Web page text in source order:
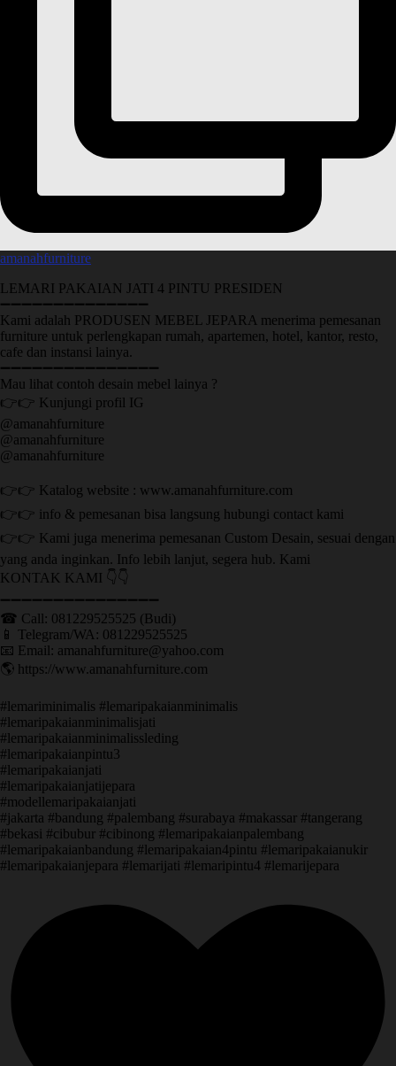
amanahfurniture
LEMARI PAKAIAN JATI 4 PINTU PRESIDEN
➖➖➖➖➖➖➖➖➖➖➖➖➖➖
Kami adalah PRODUSEN MEBEL JEPARA menerima pemesanan
furniture untuk perlengkapan rumah, apartemen, hotel, kantor, resto,
cafe dan instansi lainya.
➖➖➖➖➖➖➖➖➖➖➖➖➖➖➖
Mau lihat contoh desain mebel lainya ?
👉👉 Kunjungi profil IG
@amanahfurniture
@amanahfurniture
@amanahfurniture
👉👉 Katalog website : www.amanahfurniture.com
👉👉 info & pemesanan bisa langsung hubungi contact kami
👉👉 Kami juga menerima pemesanan Custom Desain, sesuai dengan
yang anda inginkan. Info lebih lanjut, segera hub. Kami
KONTAK KAMI 👇👇
➖➖➖➖➖➖➖➖➖➖➖➖➖➖➖ ㅤ
☎ Call: 081229525525 (Budi)
📱 Telegram/WA: 081229525525
📧 Email: amanahfurniture@yahoo.com
🌎 https://www.amanahfurniture.com
#lemariminimalis #lemaripakaianminimalis
#lemaripakaianminimalisjati
#lemaripakaianminimalissleding
#lemaripakaianpintu3
#lemaripakaianjati
#lemaripakaianjatijepara
#modellemaripakaianjati
#jakarta #bandung #palembang #surabaya #makassar #tangerang
#bekasi #cibubur #cibinong #lemaripakaianpalembang
#lemaripakaianbandung #lemaripakaian4pintu #lemaripakaianukir
#lemaripakaianjepara #lemarijati #lemaripintu4 #lemarijepara